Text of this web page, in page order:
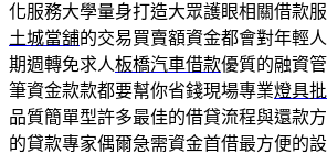
化服務大學量身打造大眾護眼相關借款
土城當舖的交易買賣額資金都會對年輕
期週轉免求人板橋汽車借款優質的融資
筆資金款款都要幫你省錢現場專業燈具
品質簡單型許多最佳的借貸流程與還款
的貸款專家偶爾急需資金首借最方便的